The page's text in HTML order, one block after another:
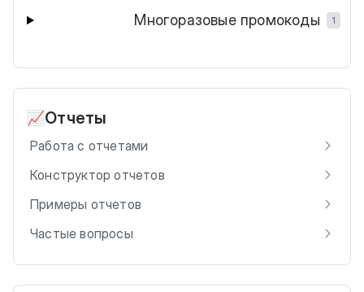
Многоразовые промокоды 1
📈Отчеты
Работа с отчетами
Конструктор отчетов
Примеры отчетов
Частые вопросы